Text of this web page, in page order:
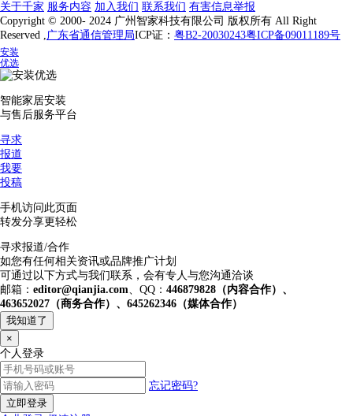
关于千家 服务内容 加入我们 联系我们 有害信息举报
Copyright © 2000- 2024 广州智家科技有限公司 版权所有 All Right
Reserved ,广东省通信管理局ICP证： 粤B2-20030243粤ICP备09011189号
安装
优选
智能家居安装
与售后服务平台
寻求
报道
我要
投稿
手机访问此页面
转发分享更轻松
寻求报道/合作
如您有任何相关资讯或品牌推广计划
可通过以下方式与我们联系，会有专人与您沟通洽谈
邮箱： editor@qianjia.com、QQ： 446879828（内容合作）、
463652027（商务合作）、645262346（媒体合作）
我知道了
×
个人登录
忘记密码?
立即登录